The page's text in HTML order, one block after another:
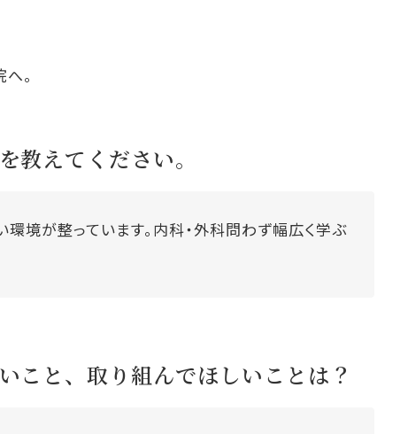
。
教えてください。
境が整っています。内科・外科問わず幅広く学ぶ
こと、取り組んでほしいことは？